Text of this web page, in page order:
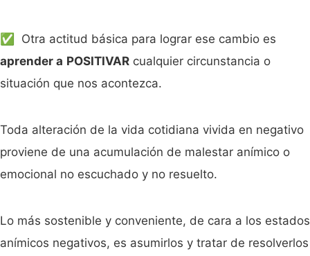
✅ Otra actitud básica para lograr ese cambio es
aprender a POSITIVAR cualquier circunstancia o
situación que nos acontezca.
Toda alteración de la vida cotidiana vivida en negativo
proviene de una acumulación de malestar anímico o
emocional no escuchado y no resuelto.
Lo más sostenible y conveniente, de cara a los estados
anímicos negativos, es asumirlos y tratar de resolverlos